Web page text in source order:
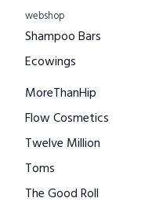
webshop
Shampoo Bars
Ecowings
MoreThanHip
Flow Cosmetics
Twelve Million
Toms
The Good Roll